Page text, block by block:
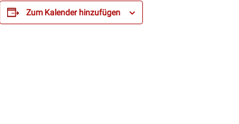
Zum Kalender hinzufügen